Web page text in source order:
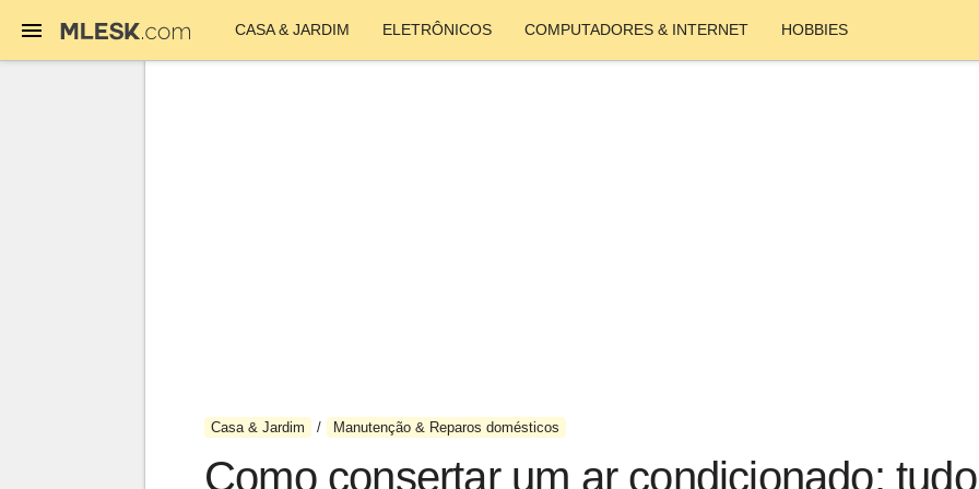
CASA & JARDIM ELETRÔNICOS COMPUTADORES & INTERNET HOBBIES
Casa & Jardim Manutenção & Reparos domésticos
Como consertar um ar condicionado: